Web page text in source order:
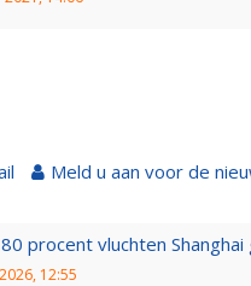
Meld u aan voor de
80 procent vluchten
12:55